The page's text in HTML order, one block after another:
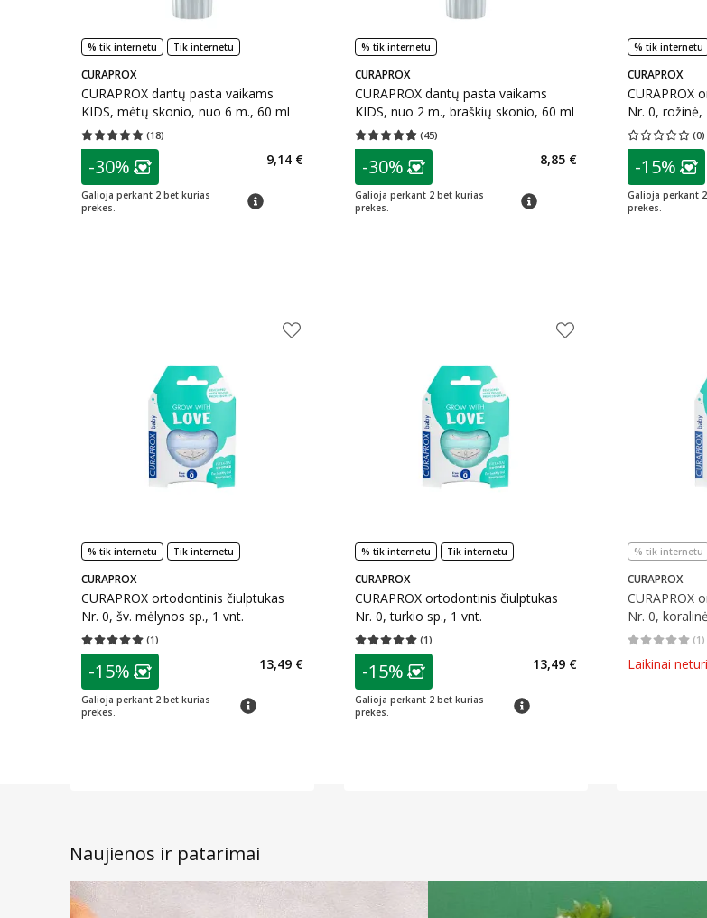
% tik internetu Tik internetu
CURAPROX
CURAPROX dantų pasta vaikams
KIDS, mėtų skonio, nuo 6 m., 60 ml
(18)
Vidutinis įvertinimas 5.00
patarimas
Lojalumo klubo narių nuolaida:
-30%
Galioja perkant 2 bet kurias
prekes.
patarimas
9,14 €
% tik internetu
CURAPROX
CURAPROX dantų pasta vaikams
KIDS, nuo 2 m., braškių skonio, 60 ml
(45)
Vidutinis įvertinimas 4.93
patarimas
Lojalumo klubo narių nuolaida:
-30%
Galioja perkant 2 bet kurias
prekes.
patarimas
8,85 €
% tik internetu
CURAPROX
CURAPROX
Nr. 0, rožinė,
(0)
Vidutinis
patarimas
-15%
Galioja perkant
prekes.
% tik internetu Tik internetu
CURAPROX
CURAPROX ortodontinis čiulptukas
Nr. 0, šv. mėlynos sp., 1 vnt.
(1)
Vidutinis įvertinimas 5.00
patarimas
Lojalumo klubo narių nuolaida:
-15%
Galioja perkant 2 bet kurias
prekes.
patarimas
13,49 €
% tik internetu Tik internetu
CURAPROX
CURAPROX ortodontinis čiulptukas
Nr. 0, turkio sp., 1 vnt.
(1)
Vidutinis įvertinimas 5.00
patarimas
Lojalumo klubo narių nuolaida
-15%
Galioja perkant 2 bet kurias
prekes.
patarimas
13,49 €
% tik internetu
CURAPROX
CURAPROX
Nr. 0,
(1)
Vidutinis
Laikinai
Naujienos ir patarimai